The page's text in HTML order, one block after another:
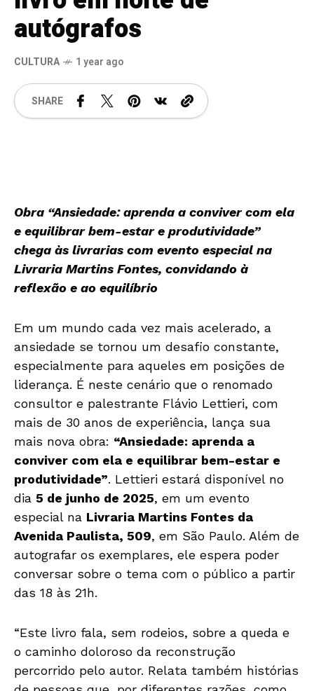
autógrafos
CULTURA 1 year ago
SHARE
Obra “Ansiedade: aprenda a conviver com ela
e equilibrar bem-estar e produtividade”
chega às livrarias com evento especial na
Livraria Martins Fontes, convidando à
reflexão e ao equilíbrio
Em um mundo cada vez mais acelerado, a
ansiedade se tornou um desafio constante,
especialmente para aqueles em posições de
liderança. É neste cenário que o renomado
consultor e palestrante Flávio Lettieri, com
mais de 30 anos de experiência, lança sua
mais nova obra: “Ansiedade: aprenda a
conviver com ela e equilibrar bem-estar e
produtividade”. Lettieri estará disponível no
dia 5 de junho de 2025, em um evento
especial na Livraria Martins Fontes da
Avenida Paulista, 509, em São Paulo. Além de
autografar os exemplares, ele espera poder
conversar sobre o tema com o público a partir
das 18 às 21h.
“Este livro fala, sem rodeios, sobre a queda e
o caminho doloroso da reconstrução
percorrido pelo autor. Relata também histórias